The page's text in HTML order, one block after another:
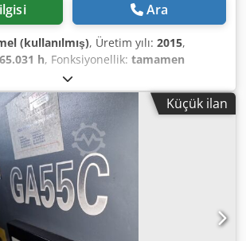
Ara
(kullanılmış), Üretim yılı: 2015,
65.031 h, Fonksiyonellik: tamamen
Copco GA90 Vidalı Kompresör
Akaoa 90 kW 7,5 bar 16,87 m3/dak
saati: 65.031
Küçük ilan